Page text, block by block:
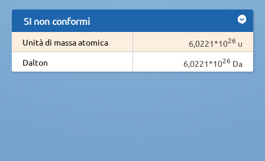
SI non conformi
Unità di massa atomica 6,0221*1026 u
Dalton
6,0221*1026 Da